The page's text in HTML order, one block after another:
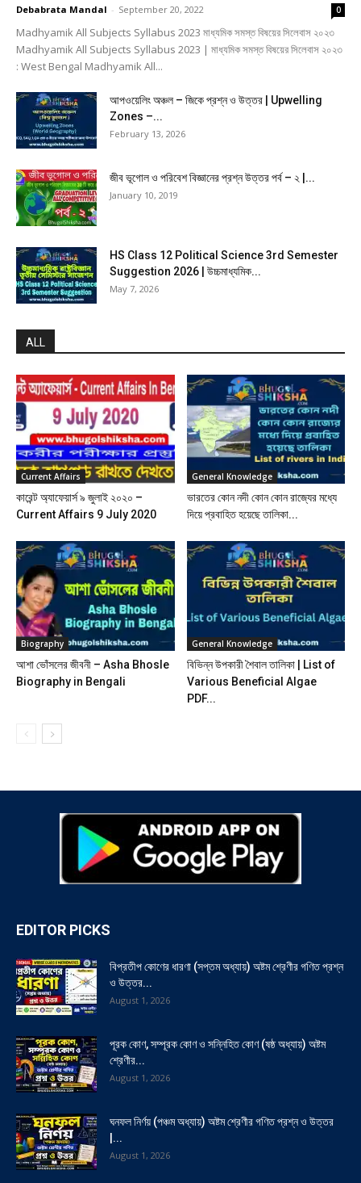
Debabrata Mandal - September 20, 2022 0
Madhyamik All Subjects Syllabus 2023 মাধ্যমিক সমস্ত বিষয়ের সিলেবাস ২০২৩
Madhyamik All Subjects Syllabus 2023 | মাধ্যমিক সমস্ত বিষয়ের সিলেবাস ২০২৩
: West Bengal Madhyamik All...
আপওয়েলিং অঞ্চল – জিকে প্রশ্ন ও উত্তর | Upwelling
Zones –...
February 13, 2026
জীব ভূগোল ও পরিবেশ বিজ্ঞানের প্রশ্ন উত্তর পর্ব – ২ |...
January 10, 2019
HS Class 12 Political Science 3rd Semester
Suggestion 2026 | উচ্চমাধ্যমিক...
May 7, 2026
ALL
Current Affairs
কারেন্ট অ্যাফেয়ার্স ৯ জুলাই ২০২০ –
Current Affairs 9 July 2020
General Knowledge
ভারতের কোন নদী কোন কোন রাজ্যের মধ্যে
দিয়ে প্রবাহিত হয়েছে তালিকা...
Biography
আশা ভোঁসলের জীবনী – Asha Bhosle
Biography in Bengali
General Knowledge
বিভিন্ন উপকারী শৈবাল তালিকা | List of
Various Beneficial Algae
PDF...
EDITOR PICKS
বিপ্রতীপ কোণের ধারণা (সপ্তম অধ্যায়) অষ্টম শ্রেণীর গণিত প্রশ্ন
ও উত্তর...
August 1, 2026
পূরক কোণ, সম্পূরক কোণ ও সন্নিহিত কোণ (ষষ্ঠ অধ্যায়) অষ্টম
শ্রেণীর...
August 1, 2026
ঘনফল নির্ণয় (পঞ্চম অধ্যায়) অষ্টম শ্রেণীর গণিত প্রশ্ন ও উত্তর
|...
August 1, 2026